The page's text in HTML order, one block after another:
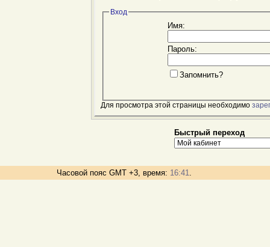
Вход
Имя:
Пароль:
Запомнить?
Для просмотра этой страницы необходимо
Быстрый переход
Часовой пояс GMT +3, время: 16:41.